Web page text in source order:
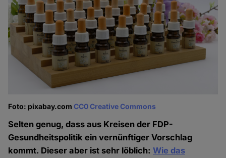
Foto: pixabay.comCC0 Creative Commons
Selten genug, dass aus Kreisen der FDP-
Gesundheitspolitik ein vernünftiger Vorschlag
kommt. Dieser aber ist sehr löblich:Wie das